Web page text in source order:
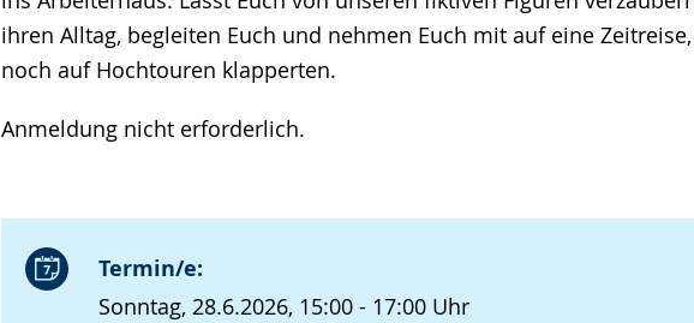
ihren Alltag, begleiten Euch und nehmen Euch mit auf eine
noch auf Hochtouren klapperten.
Anmeldung nicht erforderlich.
Termin/e:
Sonntag, 28.6.2026, 15:00 - 17:00 Uhr